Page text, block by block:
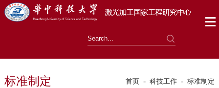
标准制定 首页 - 科技工作 - 标准制定